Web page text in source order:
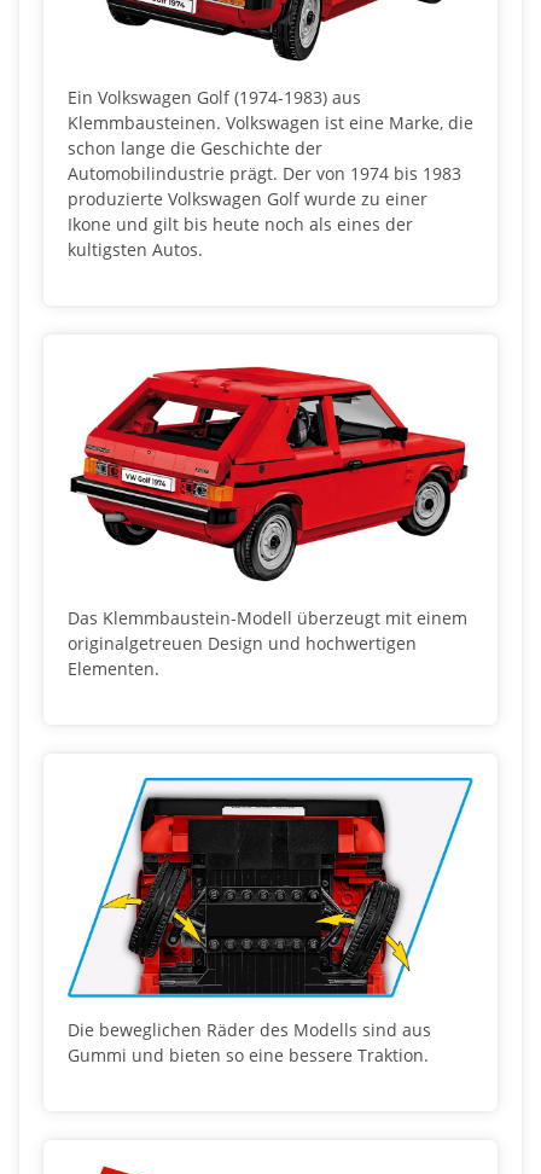
Ein Volkswagen Golf (1974-1983) aus
Klemmbausteinen. Volkswagen ist eine Marke, die
schon lange die Geschichte der
Automobilindustrie prägt. Der von 1974 bis 1983
produzierte Volkswagen Golf wurde zu einer
Ikone und gilt bis heute noch als eines der
kultigsten Autos.
Das Klemmbaustein-Modell überzeugt mit einem
originalgetreuen Design und hochwertigen
Elementen.
Die beweglichen Räder des Modells sind aus
Gummi und bieten so eine bessere Traktion.